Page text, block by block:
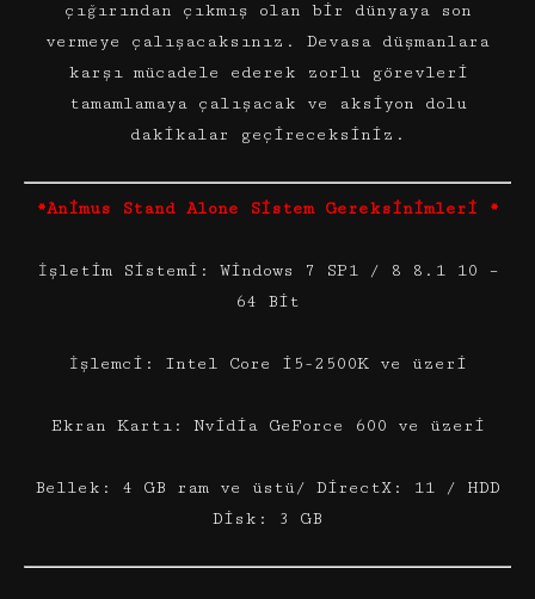
çığırından çıkmış olan bir dünyaya son
vermeye çalışacaksınız. Devasa düşmanlara
karşı mücadele ederek zorlu görevleri
tamamlamaya çalışacak ve aksiyon dolu
dakikalar geçireceksiniz.
*Animus Stand Alone Sistem Gereksinimleri *
İşletim Sistemi: Windows 7 SP1 / 8 8.1 10 –
64 Bit
İşlemci: Intel Core i5-2500K ve üzeri
Ekran Kartı: Nvidia GeForce 600 ve üzeri
Bellek: 4 GB ram ve üstü/ DirectX: 11 / HDD
Disk: 3 GB